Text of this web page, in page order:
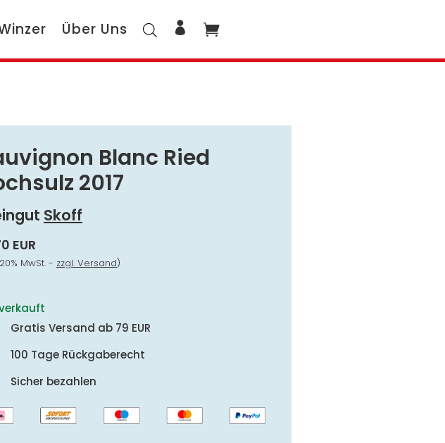
Über Uns
Blanc Ried
2017
Skoff
EUR
MwSt. - zzgl. Versand)
Gratis Versand ab 79 EUR
100 Tage Rückgaberecht
Sicher bezahlen